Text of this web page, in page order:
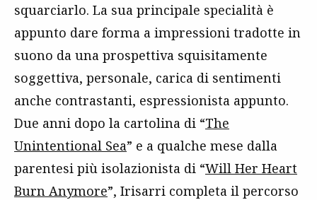
squarciarlo. La sua principale specialità è
appunto dare forma a impressioni tradotte in
suono da una prospettiva squisitamente
soggettiva, personale, carica di sentimenti
anche contrastanti, espressionista appunto.
Due anni dopo la cartolina di “The
Unintentional Sea” e a qualche mese dalla
parentesi più isolazionista di “Will Her Heart
Burn Anymore”, Irisarri completa il percorso